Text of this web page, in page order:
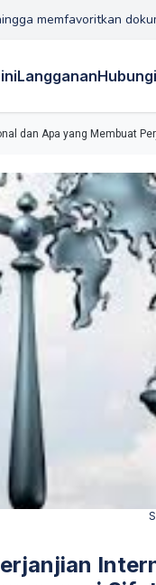
memfavoritkan
Langganan
dan Apa yang Membuat